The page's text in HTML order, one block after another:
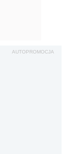
AUTOPROMOCJA